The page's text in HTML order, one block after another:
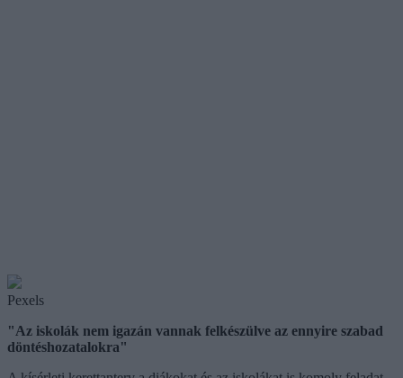
Pexels
"Az iskolák nem igazán vannak felkészülve az ennyire szabad
döntéshozatalokra"